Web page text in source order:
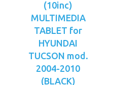
(10inc)
MULTIMEDIA
TABLET for
HYUNDAI
TUCSON mod.
2004-2010
(BLACK)